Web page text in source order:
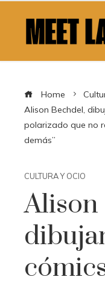
Home
Alison Bechdel,
polarizado que no
demás”
CULTURA Y OCIO
Alison